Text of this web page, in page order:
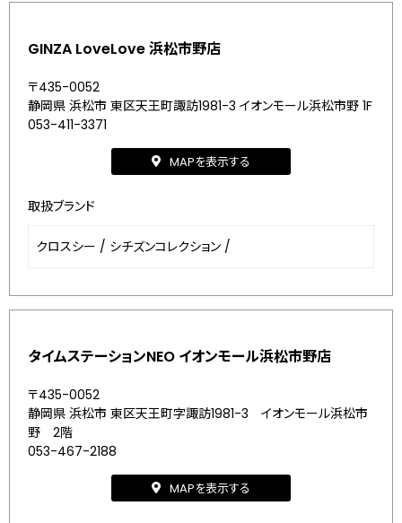
GINZA LoveLove 浜松市野店
〒435-0052
静岡県 浜松市 東区天王町諏訪1981-3 イオンモール浜松市野 1F
053-411-3371
MAPを表示する
取扱ブランド
クロスシー / シチズンコレクション /
タイムステーションNEO イオンモール浜松市野店
〒435-0052
静岡県 浜松市 東区天王町字諏訪1981-3 イオンモール浜松市
野 2階
053-467-2188
MAPを表示する